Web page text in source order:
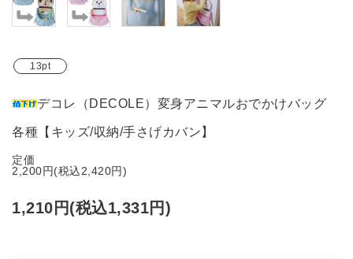
13pt
デコレ（DECOLE）変身アニマルおでかけバッグ
各種【キッズ/収納/手さげカバン】
定価
2,200円(税込2,420円)
1,210円(税込1,331円)